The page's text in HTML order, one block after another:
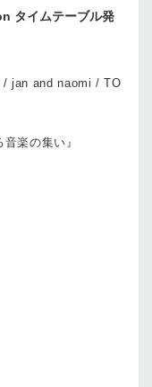
タイムテーブル発
/ jan and naomi / TO
楽の集い』